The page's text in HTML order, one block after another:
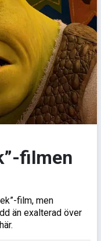
filmen
film, men
än exalterad över